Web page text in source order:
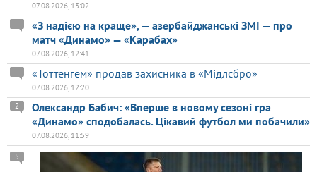
07.08.2026, 13:02
«З надією на краще», — азербайджанські ЗМІ — про
матч «Динамо» — «Карабах»
07.08.2026, 12:41
«Тоттенгем» продав захисника в «Мідлсбро»
07.08.2026, 12:20
Олександр Бабич: «Вперше в новому сезоні гра
«Динамо» сподобалась. Цікавий футбол ми побачили»
2
07.08.2026, 11:59
5